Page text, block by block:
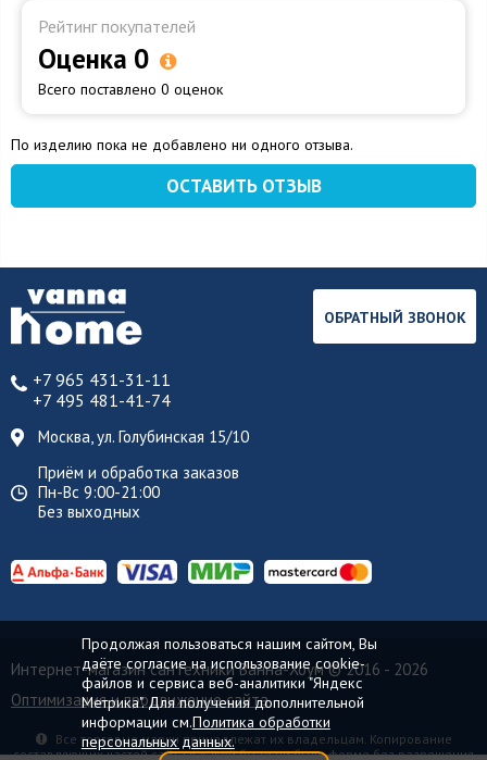
Рейтинг покупателей
Оценка 0
Всего поставлено 0 оценок
По изделию пока не добавлено ни одного отзыва.
ОСТАВИТЬ ОТЗЫВ
+7 965 431-31-11
+7 495 481-41-74
Москва, ул. Голубинская 15/10
Приём и обработка заказов
Пн-Вс 9:00-21:00
Без выходных
ОБРАТНЫЙ ЗВОНОК
Интернет-магазин сантехники Ванна-Хоум© 2016 - 2026
Оптимизация и продвижение сайта
Все торговые марки принадлежат их владельцам. Копирование
составляющих частей сайта в какой бы то ни было форме без разрешения
Продолжая пользоваться нашим сайтом, Вы
даёте согласие на использование cookie-
файлов и сервиса веб-аналитики "Яндекс
Метрика". Для получения дополнительной
информации см.Политика обработки
персональных данных.